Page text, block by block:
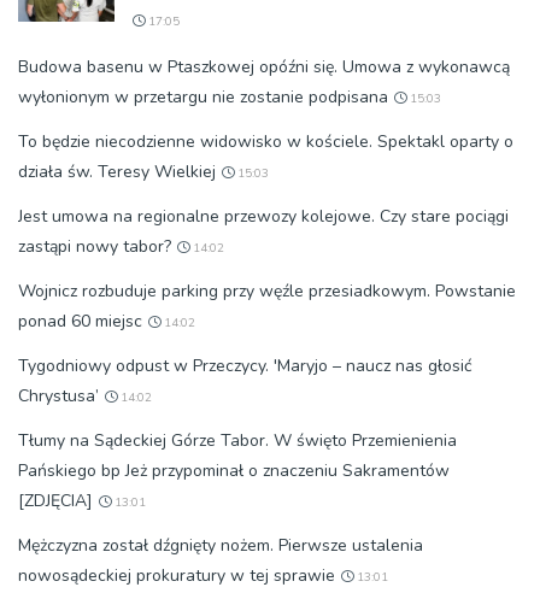
17:05
Budowa basenu w Ptaszkowej opóźni się. Umowa z wykonawcą
wyłonionym w przetargu nie zostanie podpisana
15:03
To będzie niecodzienne widowisko w kościele. Spektakl oparty o
działa św. Teresy Wielkiej
15:03
Jest umowa na regionalne przewozy kolejowe. Czy stare pociągi
zastąpi nowy tabor?
14:02
Wojnicz rozbuduje parking przy węźle przesiadkowym. Powstanie
ponad 60 miejsc
14:02
Tygodniowy odpust w Przeczycy. 'Maryjo – naucz nas głosić
Chrystusa’
14:02
Tłumy na Sądeckiej Górze Tabor. W święto Przemienienia
Pańskiego bp Jeż przypominał o znaczeniu Sakramentów
[ZDJĘCIA]
13:01
Mężczyzna został dźgnięty nożem. Pierwsze ustalenia
nowosądeckiej prokuratury w tej sprawie
13:01